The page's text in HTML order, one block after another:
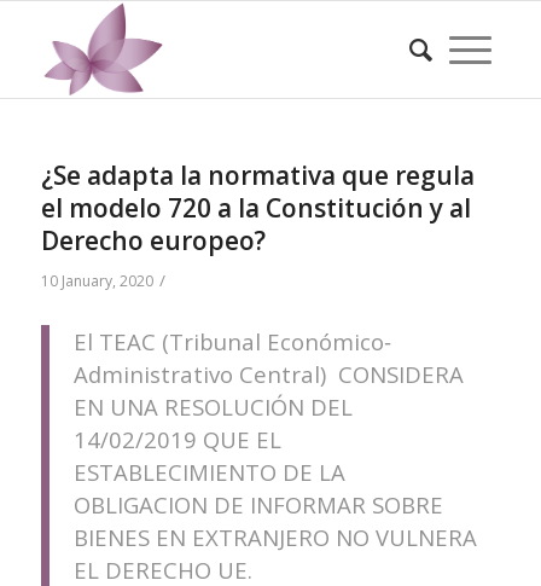
¿Se adapta la normativa que regula
el modelo 720 a la Constitución y al
Derecho europeo?
10 January, 2020 /
El TEAC (Tribunal Económico‐
Administrativo Central) CONSIDERA
EN UNA RESOLUCIÓN DEL
14/02/2019 QUE EL
ESTABLECIMIENTO DE LA
OBLIGACION DE INFORMAR SOBRE
BIENES EN EXTRANJERO NO VULNERA
EL DERECHO UE.